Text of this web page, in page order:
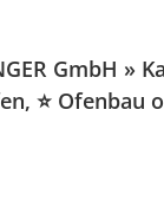
GmbH
⭐